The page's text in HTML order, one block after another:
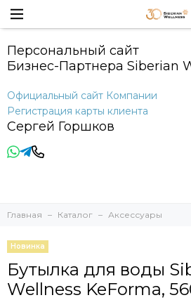
Персональный сайт
Бизнес-Партнера Siberian
Официальный сайт Компании
Регистрация карты клиента
Сергей Горшков
Главная Каталог Аксессуары
Новинка
Бутылка для воды
Wellness KeForma,